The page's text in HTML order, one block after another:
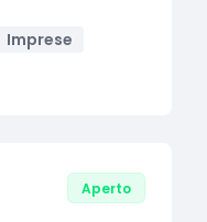
Imprese
Aperto